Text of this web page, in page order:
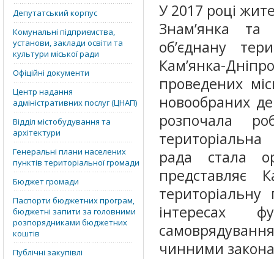
Депутатський корпус
Комунальні підприємства,
установи, заклади освіти та
культури міської ради
Офіційні документи
Центр надання
адміністративних послуг (ЦНАП)
Відділ містобудування та
архітектури
Генеральні плани населених
пунктів територіальної громади
Бюджет громади
Паспорти бюджетних програм,
бюджетні запити за головними
розпорядниками бюджетних
коштів
Публічні закупівлі
У 2017 році
Знам’янка та
об’єднану
Кам’янка-
проведених
новообраних
розпочала
рада стала
представляє
інтересах
чинними